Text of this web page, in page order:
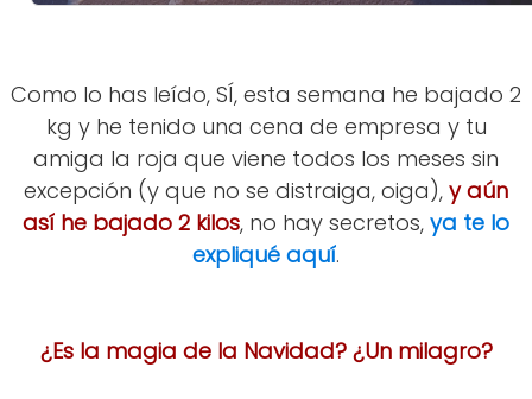
Como lo has leído, SÍ, esta semana he bajado 2
kg y he tenido una cena de empresa y tu
amiga la roja que viene todos los meses sin
excepción (y que no se distraiga, oiga), y aún
así he bajado 2 kilos, no hay secretos, ya te lo
expliqué aquí.
¿Es la magia de la Navidad? ¿Un milagro?